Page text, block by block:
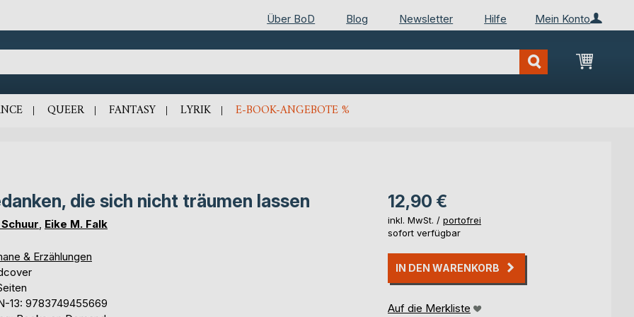
Mein Konto
Über BoD Blog Newsletter Hilfe
Mein
QUEER FANTASY LYRIK E-BOOK-ANGEBOTE %
die sich nicht träumen lassen
Eike M. Falk
& Erzählungen
13: 9783749455669
12,90 €
inkl. MwSt. / portofrei
sofort verfügbar
IN DEN WARENKORB
Auf die Merkliste